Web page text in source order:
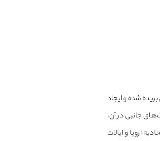
شده و ایجاد
جانبی در آن،
اروپا و ایالات